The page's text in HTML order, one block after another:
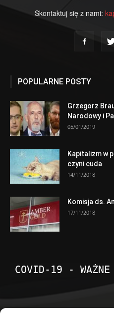
Skontaktuj się z nami:
POPULARNE POSTY
Grzegorz
Narodowy i
05/01/2019
Kapitalizm w
czyni cuda
14/11/2018
Komisja ds.
17/11/2018
COVID-19 - WAŻNE